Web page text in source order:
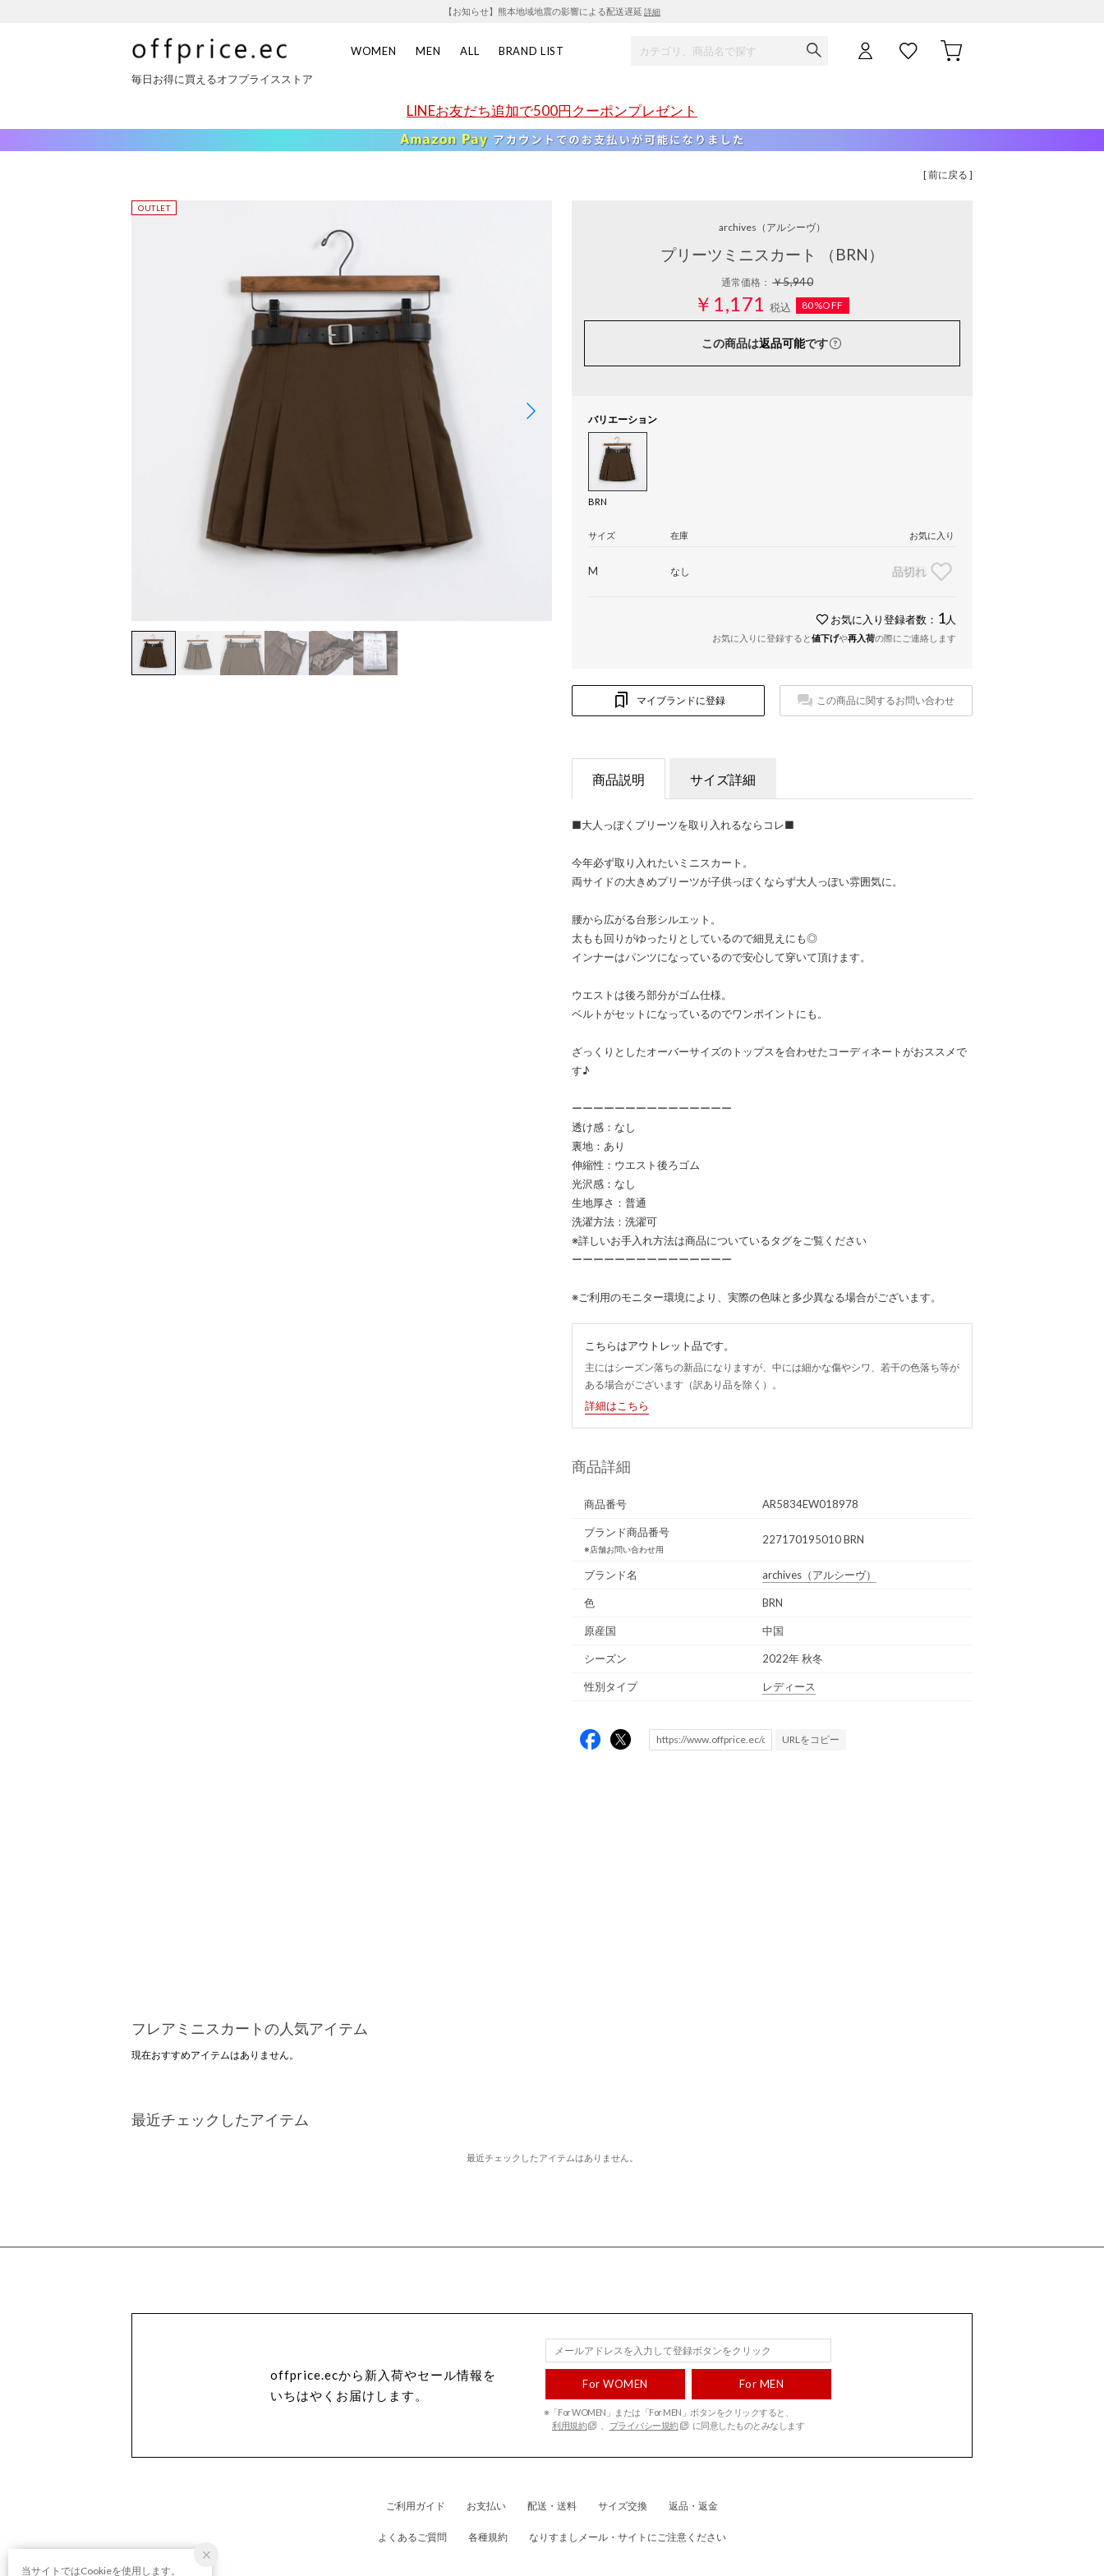
【お知らせ】熊本地域地震の影響による配送遅延 詳細
WOMEN MEN ALL BRAND LIST
毎日お得に買えるオフプライスストア
LINEお友だち追加で500円クーポンプレゼント
[ 前に戻る ]
archives （アルシーヴ）
プリーツミニスカート （BRN）
通常価格：￥5,940
￥1,171 税込 80%OFF
この商品は返品可能です
バリエーション
BRN
サイズ 在庫 お気に入り
M なし 品切れ
お気に入り登録者数： 1 人
お気に入りに登録すると値下げや再入荷の際にご連絡します
マイブランドに登録 この商品に関するお問い合わせ
商品説明 サイズ詳細
■大人っぽくプリーツを取り入れるならコレ■
今年必ず取り入れたいミニスカート。
両サイドの大きめプリーツが子供っぽくならず大人っぽい雰囲気に。
腰から広がる台形シルエット。
太もも回りがゆったりとしているので細見えにも◎
インナーはパンツになっているので安心して穿いて頂けます。
ウエストは後ろ部分がゴム仕様。
ベルトがセットになっているのでワンポイントにも。
ざっくりとしたオーバーサイズのトップスを合わせたコーディネートがおススメで
す♪
ーーーーーーーーーーーーーーー
透け感：なし
裏地：あり
伸縮性：ウエスト後ろゴム
光沢感：なし
生地厚さ：普通
洗濯方法：洗濯可
※詳しいお手入れ方法は商品についているタグをご覧ください
ーーーーーーーーーーーーーーー
※ご利用のモニター環境により、実際の色味と多少異なる場合がございます。
こちらはアウトレット品です。
主にはシーズン落ちの新品になりますが、中には細かな傷やシワ、若干の色落ち等が
ある場合がございます（訳あり品を除く）。
詳細はこちら
商品詳細
商品番号 AR5834EW018978
ブランド商品番号
※店舗お問い合わせ用
227170195010 BRN
ブランド名 archives （アルシーヴ）
色 BRN
原産国 中国
シーズン 2022年 秋冬
性別タイプ レディース
URLをコピー
フレアミニスカートの人気アイテム
現在おすすめアイテムはありません。
最近チェックしたアイテム
最近チェックしたアイテムはありません。
offprice.ecから新入荷やセール情報を
いちはやくお届けします。
For WOMEN For MEN
※「For WOMEN」または「For MEN」ボタンをクリックすると、
利用規約
プライバシー規約 に同意したものとみなします
ご利用ガイド お支払い 配送・送料 サイズ交換 返品・返金
よくあるご質問 各種規約 なりすましメール・サイトにご注意ください
当サイトではCookieを使用します。